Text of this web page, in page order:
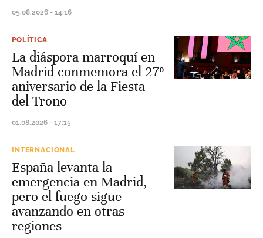
05.08.2026 - 14:16
POLÍTICA
La diáspora marroquí en
Madrid conmemora el 27º
aniversario de la Fiesta
del Trono
01.08.2026 - 17:15
INTERNACIONAL
España levanta la
emergencia en Madrid,
pero el fuego sigue
avanzando en otras
regiones